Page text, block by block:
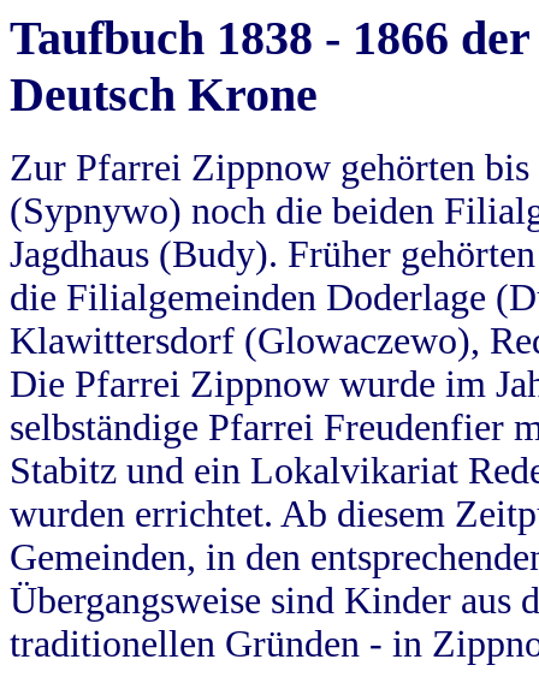
Taufbuch 1838 - 1866
Deutsch Krone
Zur Pfarrei Zippnow gehörten
(Sypnywo) noch die beiden
Jagdhaus (Budy). Früher
die Filialgemeinden Doderlage
Klawittersdorf (Glowaczewo),
Die Pfarrei Zippnow wurde im
selbständige Pfarrei Freudenfier
Stabitz und ein Lokalvikariat
wurden errichtet. Ab diesem
Gemeinden, in den
Übergangsweise sind Kinder aus
traditionellen Gründen - in